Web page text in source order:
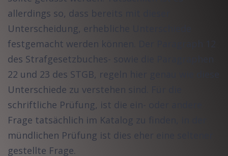
allerdings so, dass bereits mit dieser
Unterscheidung, erhebliche Unterschiede
festgemacht werden können. Der Paragraph 12
des Strafgesetzbuches- sowie die Paragraphen
22 und 23 des STGB, regeln hier genau wie diese
Unterschiede zu verstehen sind. Für die
schriftliche Prüfung, ist die ein- oder andere
Frage tatsächlich im Katalog zu finden, in der
mündlichen Prüfung ist dies eher eine seltener
gestellte Frage.